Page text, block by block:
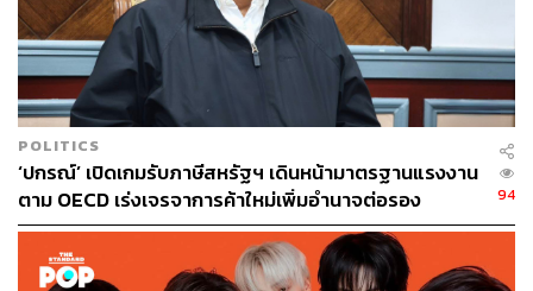
BBC รายงานว่าผู้คนจำนวนหนึ่งให้สัมภาษณ์ถึงสถานการณ์
ในอัฟกานิสถานอย่าง ซาห์รา คาริมิ ผู้สร้างภาพยนตร์ชาวอัฟ
กันที่กังวลว่าโลกจะหันหลังให้อัฟกานิสถาน และประเทศของ
เธอจะกลับไปสู่ยุคมืด และบอกว่าเธอคิดเกี่ยวกับคนรุ่นเธอที่
ทำหลายสิ่งที่นำมาซึ่งความเปลี่ยนแปลงในอัฟกานิสถาน เธอ
ยังบอกด้วยว่ามีผู้หญิงที่มีอายุน้อยและมีความสามารถอีก
มากในประเทศนี้
ทั้งนี้สำนักข่าวต่างประเทศอธิบายว่า ชีวิตภายใต้กฎของตาลี
POLITICS
‘ปกรณ์’ เปิดเกมรับภาษีสหรัฐฯ เดินหน้ามาตรฐานแรงงาน
ตาม OECD เร่งเจรจาการค้าใหม่เพิ่มอำนาจต่อรอง
94